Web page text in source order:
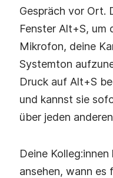
Gespräch vor Ort.
Fenster Alt+S, um
Mikrofon, deine
Systemton
Druck auf Alt+S
und kannst sie
über jeden
Deine
ansehen, wann es